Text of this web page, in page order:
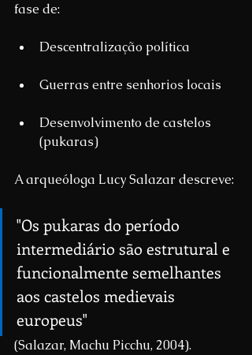
fase de:
Descentralização política
Guerras entre senhorios locais
Desenvolvimento de castelos
(pukaras)
A arqueóloga Lucy Salazar descreve:
"Os pukaras do período
intermediário são estrutural e
funcionalmente semelhantes
aos castelos medievais
europeus"
(Salazar, Machu Picchu, 2004).